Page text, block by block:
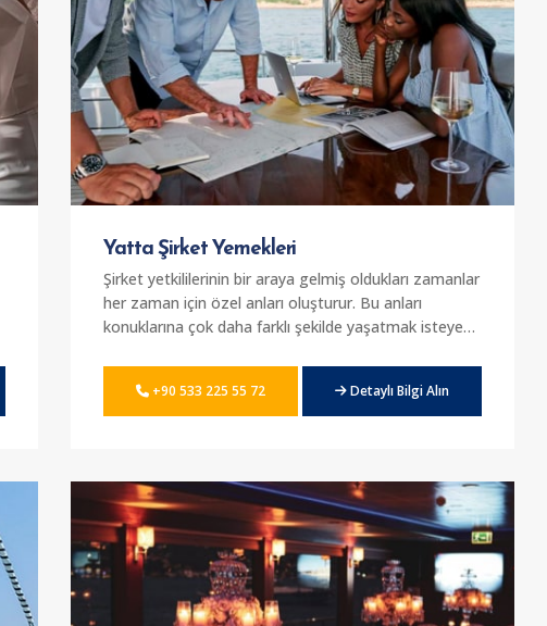
Yatta Şirket Yemekleri
Şirket yetkililerinin bir araya gelmiş oldukları zamanlar
her zaman için özel anları oluşturur. Bu anları
konuklarına çok daha farklı şekilde yaşatmak isteyen
yat kapasitesi bulunuyor. Bu yat seçenekleri
arasından tercihler yapmak için firmamızı ziyaret
yemeklerinizi yat üzerinde düzenleyebilirsiniz. Özel
mürettebat ve lüks yemek çeşitleri ile sizlere en
kaliteli ve konforluyatta şirket yemekleriimkanını
sunuyor. İstanbul boğazında bambaşka bir gezi
yaşayarak şirket yemekleri düzenlemek için
firmamızdan destek alabilirsiniz.
+90 533 225 55 72 Detaylı Bilgi Alın